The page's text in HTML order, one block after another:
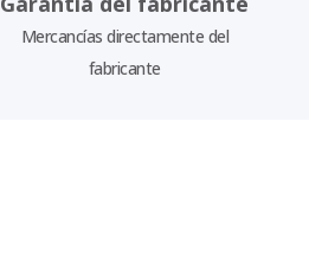
Mercancías directamente del
fabricante